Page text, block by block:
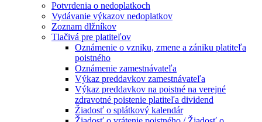
Potvrdenia o nedoplatkoch
Vydávanie výkazov nedoplatkov
Zoznam dlžníkov
Tlačivá pre platiteľov
Oznámenie o vzniku, zmene a zániku platiteľa
poistného
Oznámenie zamestnávateľa
Výkaz preddavkov zamestnávateľa
Výkaz preddavkov na poistné na verejné
zdravotné poistenie platiteľa dividend
Žiadosť o splátkový kalendár